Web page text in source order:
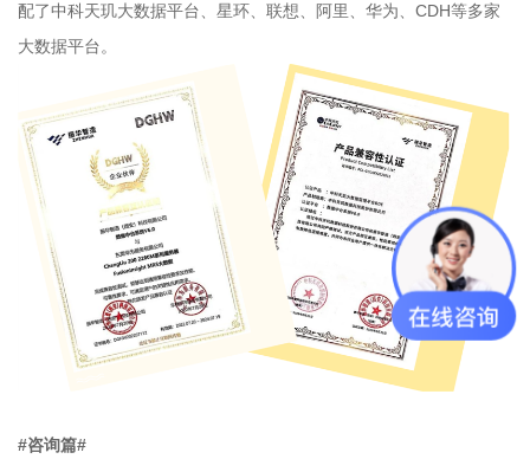
配了中科天玑大数据平台、星环、联想、阿里、华为、CDH等多家
大数据平台。
#咨询篇#